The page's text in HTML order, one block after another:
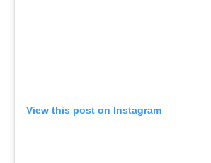
View this post on Instagram